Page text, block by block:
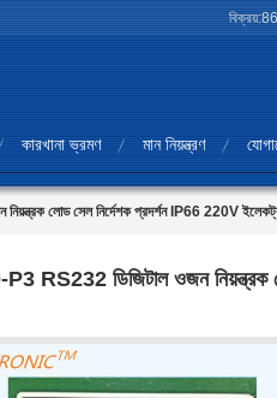
বিক্রয়:
কারখানা ভ্রমণ মান নিয়ন্ত্রণ
লোড সেল নির্দেশক প্রদর্শন IP66 220V
RS232 ডিজিটাল ওজন নিয়ন্ত্রক